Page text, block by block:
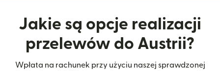
Jakie są opcje realizacji
przelewów do Austrii?
Wpłata na rachunek przy użyciu naszej sprawdzonej